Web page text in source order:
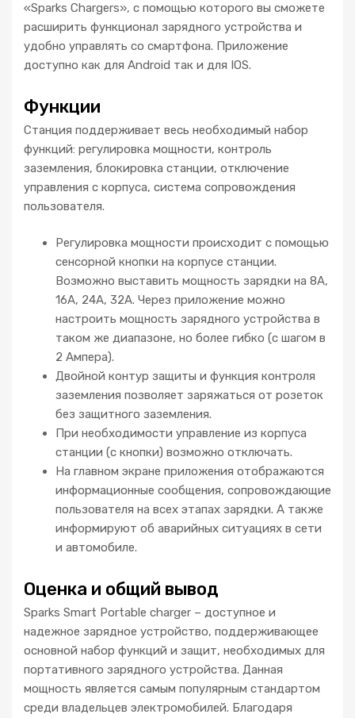
«Sparks Chargers», с помощью которого вы сможете
расширить функционал зарядного устройства и
удобно управлять со смартфона. Приложение
доступно как для Android так и для IOS.
Функции
Станция поддерживает весь необходимый набор
функций: регулировка мощности, контроль
заземления, блокировка станции, отключение
управления с корпуса, система сопровождения
пользователя.
Регулировка мощности происходит с помощью
сенсорной кнопки на корпусе станции.
Возможно выставить мощность зарядки на 8А,
16А, 24А, 32А. Через приложение можно
настроить мощность зарядного устройства в
таком же диапазоне, но более гибко (с шагом в
2 Ампера).
Двойной контур защиты и функция контроля
заземления позволяет заряжаться от розеток
без защитного заземления.
При необходимости управление из корпуса
станции (с кнопки) возможно отключать.
На главном экране приложения отображаются
информационные сообщения, сопровождающие
пользователя на всех этапах зарядки. А также
информируют об аварийных ситуациях в сети
и автомобиле.
Оценка и общий вывод
Sparks Smart Portable charger – доступное и
надежное зарядное устройство, поддерживающее
основной набор функций и защит, необходимых для
портативного зарядного устройства. Данная
мощность является самым популярным стандартом
среди владельцев электромобилей. Благодаря